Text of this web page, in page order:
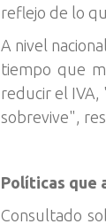
reflejo de lo
A nivel
tiempo que
reducir el IVA,
sobrevive",
Políticas que
Consultado